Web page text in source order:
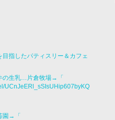
指したパティスリー＆カフェ
の生乳…片倉牧場→「
UCnJeERl_sSIsUHip607byKQ
園→「